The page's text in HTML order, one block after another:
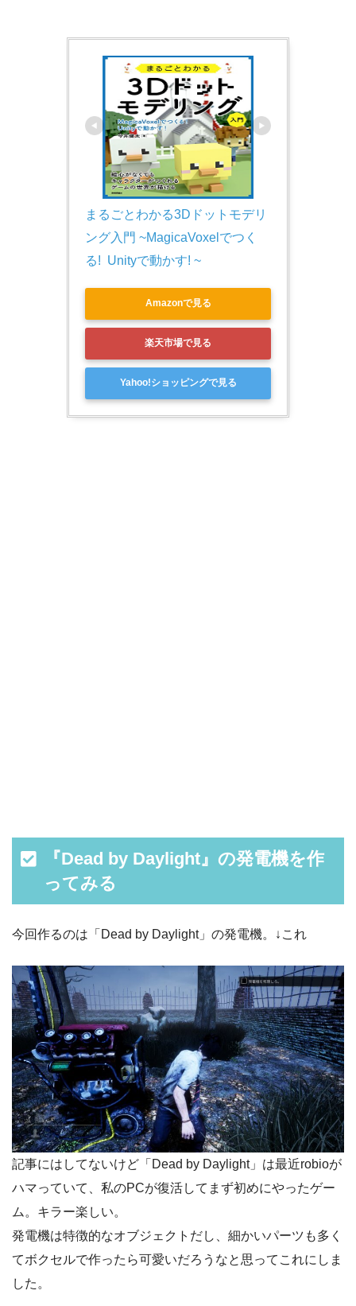
まるごとわかる3Dドットモデリ
ング入門 ~MagicaVoxelでつく
る!  Unityで動かす! ~
Amazonで見る
楽天市場で見る
Yahoo!ショッピングで見る
『Dead by Daylight』の発電機を作
ってみる
今回作るのは「Dead by Daylight」の発電機。↓これ
記事にはしてないけど「Dead by Daylight」は最近robioが
ハマっていて、私のPCが復活してまず初めにやったゲー
ム。キラー楽しい。
発電機は特徴的なオブジェクトだし、細かいパーツも多く
てボクセルで作ったら可愛いだろうなと思ってこれにしま
した。